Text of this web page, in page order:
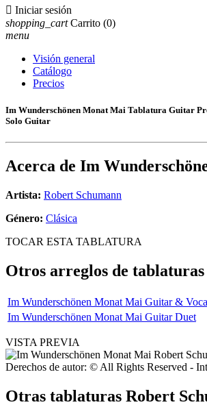
 Iniciar sesión
shopping_cart Carrito (0)
menu
Visión general
Catálogo
Precios
Im Wunderschönen Monat Mai Tablatura Guitar
Solo Guitar
Acerca de Im
Artista: Robert Schumann
Género: Clásica
TOCAR ESTA TABLATURA
Otros arreglos de tablaturas
Im Wunderschönen Monat Mai Guitar &
Im Wunderschönen Monat Mai Guitar Duet
VISTA PREVIA
Derechos de autor: © All Rights Reserved -
Otras tablaturas Robert